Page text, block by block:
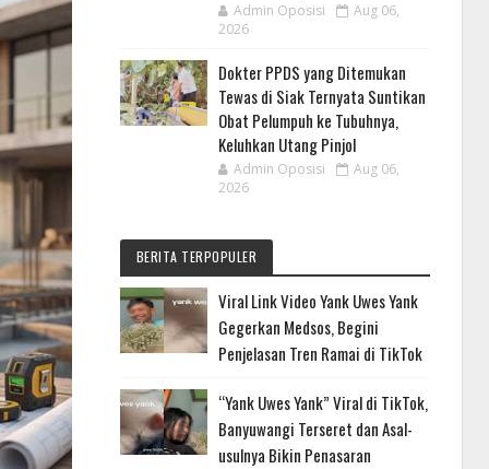
Admin Oposisi
Aug 06,
2026
Dokter PPDS yang Ditemukan
Tewas di Siak Ternyata Suntikan
Obat Pelumpuh ke Tubuhnya,
Keluhkan Utang Pinjol
Admin Oposisi
Aug 06,
2026
BERITA TERPOPULER
Viral Link Video Yank Uwes Yank
Gegerkan Medsos, Begini
Penjelasan Tren Ramai di TikTok
“Yank Uwes Yank” Viral di TikTok,
Banyuwangi Terseret dan Asal-
usulnya Bikin Penasaran